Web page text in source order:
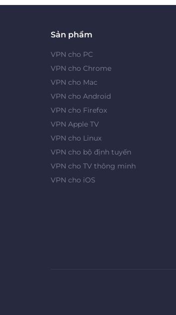
Sản phẩm
VPN cho PC
VPN cho Chrome
VPN cho Mac
VPN cho Android
VPN cho Firefox
VPN Apple TV
VPN cho Linux
VPN cho bộ định tuyến
VPN cho TV thông minh
VPN cho iOS